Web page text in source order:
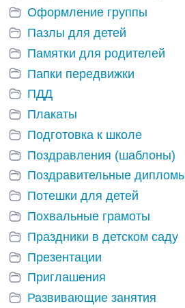
Оформление группы
Пазлы для детей
Памятки для родителей
Папки передвижки
ПДД
Плакаты
Подготовка к школе
Поздравления (шаблоны)
Поздравительные
Потешки для детей
Похвальные грамоты
Праздники в детском саду
Презентации
Приглашения
Развивающие занятия